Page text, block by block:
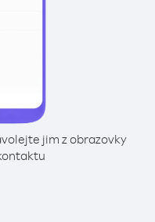
jim z obrazovky